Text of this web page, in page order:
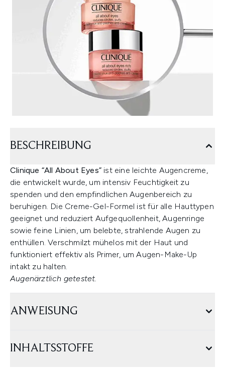
BESCHREIBUNG
Clinique “All About Eyes” ist eine leichte Augencreme,
die entwickelt wurde, um intensiv Feuchtigkeit zu
spenden und den empfindlichen Augenbereich zu
beruhigen. Die Creme-Gel-Formel ist für alle Hauttypen
geeignet und reduziert Aufgequollenheit, Augenringe
sowie feine Linien, um belebte, strahlende Augen zu
enthüllen. Verschmilzt mühelos mit der Haut und
funktioniert effektiv als Primer, um Augen-Make-Up
intakt zu halten.
Augenärztlich getestet.
ANWEISUNG
INHALTSSTOFFE